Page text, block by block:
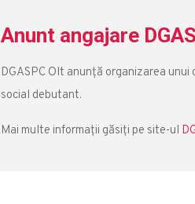
Anunt angajare
DGASPC Olt anunță organizarea
social debutant.
Mai multe informații găsiți pe site-ul